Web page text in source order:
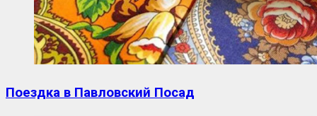
Поездка в Павловский Посад